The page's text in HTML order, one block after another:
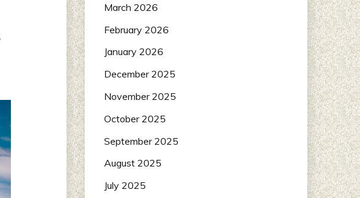
March 2026
February 2026
January 2026
December 2025
November 2025
October 2025
September 2025
August 2025
July 2025